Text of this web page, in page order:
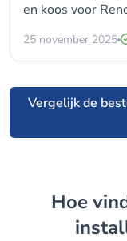
en koos voor
25 november 2025
Vergelijk de
Hoe vind ik de beste cv-ketel